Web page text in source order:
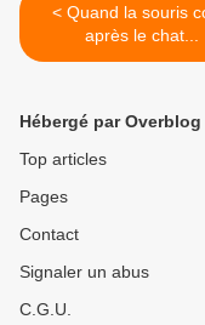
< Quand la souris court
après le chat...
Hébergé par Overblog
Top articles
Pages
Contact
Signaler un abus
C.G.U.